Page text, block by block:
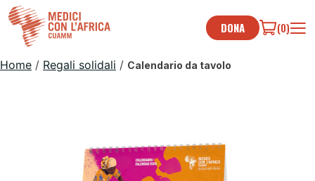
Skip
to
content
DONA (0)
Home / Regali solidali / Calendario da tavolo